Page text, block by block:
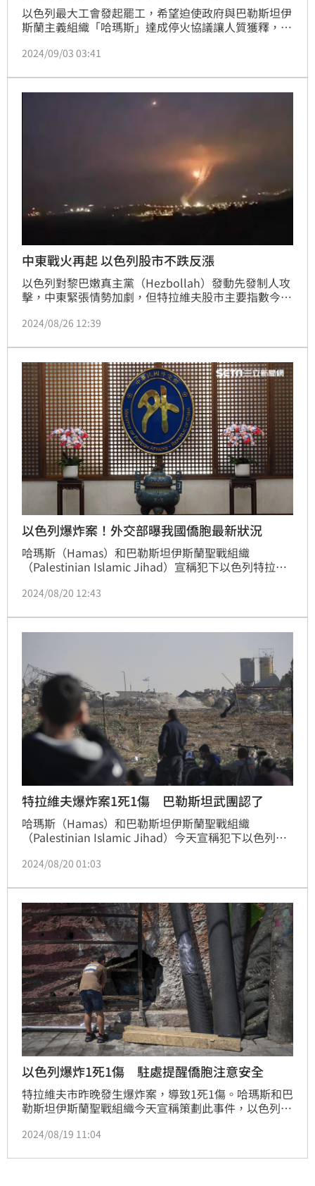
以色列最大工會發起罷工，希望迫使政府與巴勒斯坦伊
斯蘭主義組織「哈瑪斯」達成停火協議讓人質獲釋，然
2024/09/03 03:41
中東戰火再起 以色列股市不跌反漲
以色列對黎巴嫩真主黨（Hezbollah）發動先發制人攻
擊，中東緊張情勢加劇，但特拉維夫股市主要指數今天
2024/08/26 12:39
以色列爆炸案！外交部曝我國僑胞最新狀況
哈瑪斯（Hamas）和巴勒斯坦伊斯蘭聖戰組織
（Palestinian Islamic Jihad）宣稱犯下以色列特拉維
掌握在以國的僑民國人共計266人，目前並無僑胞及國
2024/08/20 12:43
特拉維夫爆炸案1死1傷 巴勒斯坦武團認了
哈瑪斯（Hamas）和巴勒斯坦伊斯蘭聖戰組織
（Palestinian Islamic Jihad）今天宣稱犯下以色列特
哈戰爭延燒之際在以國發動更多類似攻擊。
2024/08/20 01:03
以色列爆炸1死1傷 駐處提醒僑胞注意安全
特拉維夫市昨晚發生爆炸案，導致1死1傷。哈瑪斯和巴
勒斯坦伊斯蘭聖戰組織今天宣稱策劃此事件，以色列警
胞注意安全。
2024/08/19 11:04